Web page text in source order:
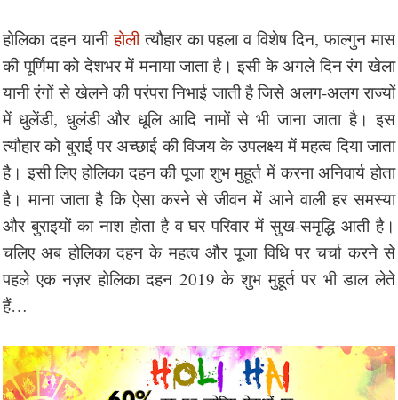
होलिका दहन यानीहोलीत्यौहार का पहला व विशेष दिन, फाल्गुन मास
की पूर्णिमा को देशभर में मनाया जाता है। इसी के अगले दिन रंग खेला
यानी रंगों से खेलने की परंपरा निभाई जाती है जिसे अलग-अलग राज्यों
में धुलेंडी, धुलंडी और धूलि आदि नामों से भी जाना जाता है। इस
त्यौहार को बुराई पर अच्छाई की विजय के उपलक्ष्य में महत्व दिया जाता
है। इसी लिए होलिका दहन की पूजा शुभ मुहूर्त में करना अनिवार्य होता
है। माना जाता है कि ऐसा करने से जीवन में आने वाली हर समस्या
और बुराइयों का नाश होता है व घर परिवार में सुख-समृद्धि आती है।
चलिए अब होलिका दहन के महत्व और पूजा विधि पर चर्चा करने से
पहले एक नज़र होलिका दहन 2019 के शुभ मुहूर्त पर भी डाल लेते
हैं…